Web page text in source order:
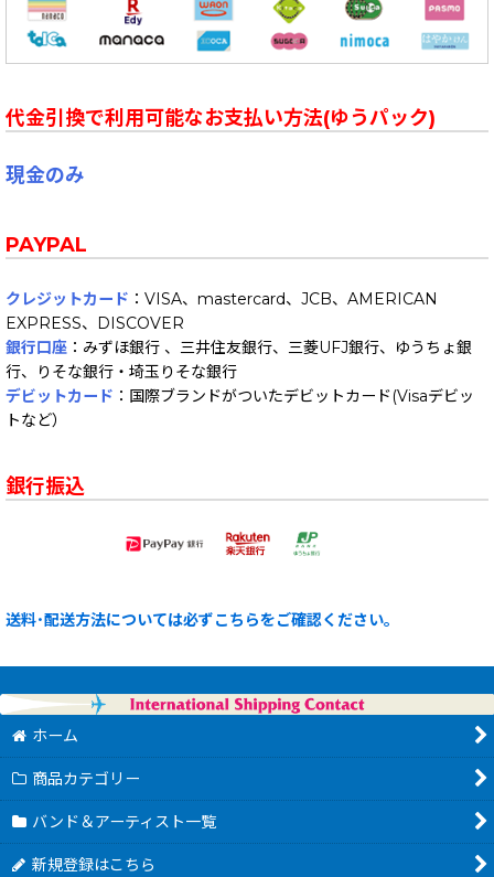
代金引換で利用可能なお支払い方法(ゆうパック)
現金のみ
PAYPAL
クレジットカード ：VISA、mastercard、JCB、AMERICAN
EXPRESS、DISCOVER
銀行口座 ：みずほ銀行 、三井住友銀行、三菱UFJ銀行、ゆうちょ銀
行、りそな銀行・埼玉りそな銀行
デビットカード ：国際ブランドがついたデビットカード(Visaデビッ
トなど）
銀行振込
送料･配送方法については必ずこちらをご確認ください。
ホーム
商品カテゴリー
バンド＆アーティスト一覧
新規登録はこちら